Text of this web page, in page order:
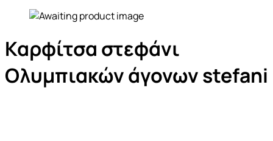
Καρφίτσα στεφάνι
Ολυμπιακών άγονων stefani